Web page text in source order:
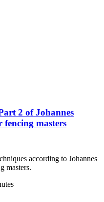
2 of Johannes
fencing masters
according to Johannes
masters.